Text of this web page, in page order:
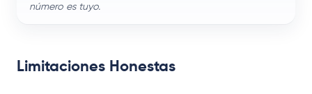
número es tuyo.
Limitaciones Honestas